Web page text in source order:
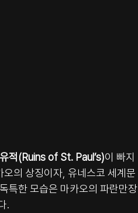
적(Ruins of St. Paul’s)이 빠지
의 상징이자, 유네스코 세계문
특한 모습은 마카오의 파란만장
.